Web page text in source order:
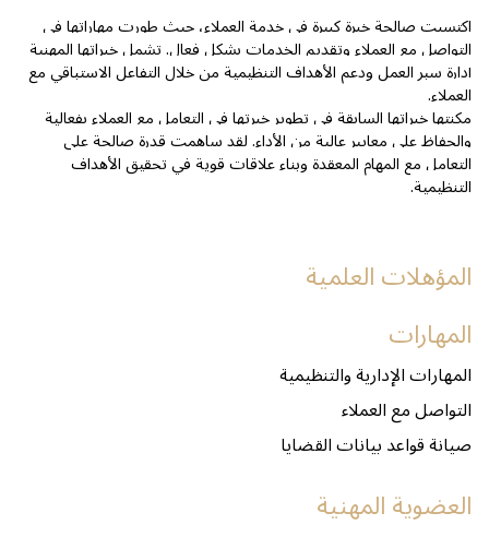
اكتسبت صالحة خبرة كبيرة في خدمة العملاء، حيث طورت مهاراتها في
التواصل مع العملاء وتقديم الخدمات بشكل فعال. تشمل خبراتها المهنية
إدارة سير العمل ودعم الأهداف التنظيمية من خلال التفاعل الاستباقي مع
العملاء.
مكنتها خبراتها السابقة في تطوير خبرتها في التعامل مع العملاء بفعالية
والحفاظ على معايير عالية من الأداء. لقد ساهمت قدرة صالحة على
التعامل مع المهام المعقدة وبناء علاقات قوية في تحقيق الأهداف
التنظيمية.
المؤهلات العلمية
المهارات
المهارات الإدارية والتنظيمية
التواصل مع العملاء
صيانة قواعد بيانات القضايا
العضوية المهنية